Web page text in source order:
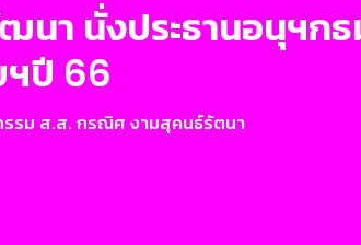
นา นั่งประธานอนุฯก
ฯปี 66
รม ส.ส. กรณิศ งามสุคนธ์รัตนา